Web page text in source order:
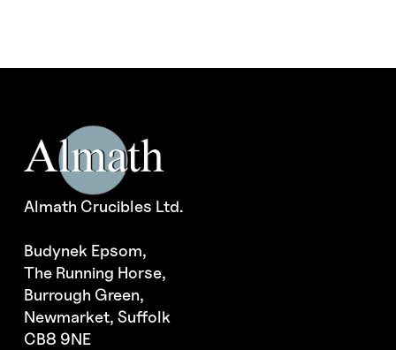
Almath Crucibles Ltd.
Budynek Epsom,
The Running Horse,
Burrough Green,
Newmarket, Suffolk
CB8 9NE